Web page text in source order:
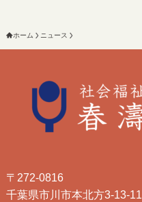
ホーム ニュース
〒272-0816
千葉県市川市本北方3-13-11